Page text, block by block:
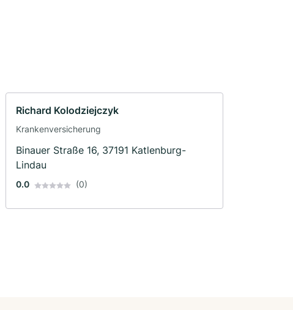
Richard Kolodziejczyk
Krankenversicherung
Binauer Straße 16, 37191 Katlenburg-
Lindau
0.0 (0)